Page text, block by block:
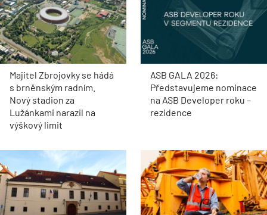
Majitel Zbrojovky se hádá
s brněnským radním.
Nový stadion za
Lužánkami narazil na
výškový limit
ASB GALA 2026:
Představujeme nominace
na ASB Developer roku –
rezidence